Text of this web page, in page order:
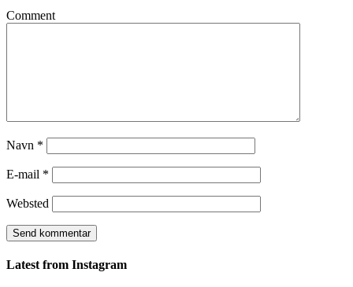
Comment
Navn *
E-mail *
Websted
Latest from Instagram